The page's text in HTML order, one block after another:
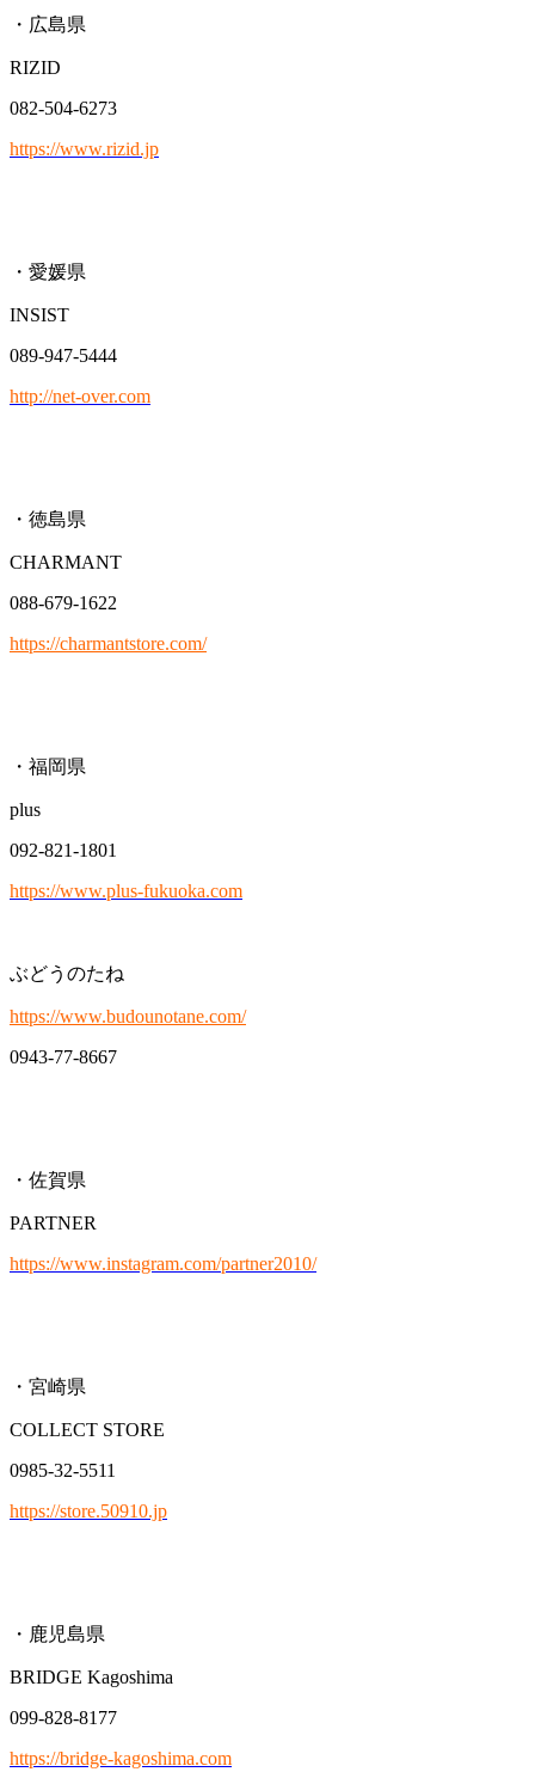
・広島県
RIZID
082-504-6273
https://www.rizid.jp
・愛媛県
INSIST
089-947-5444
http://net-over.com
・徳島県
CHARMANT
088-679-1622
https://charmantstore.com/
・福岡県
plus
092-821-1801
https://www.plus-fukuoka.com
ぶどうのたね
https://www.budounotane.com/
0943-77-8667
・佐賀県
PARTNER
https://www.instagram.com/partner2010/
・宮崎県
COLLECT STORE
0985-32-5511
https://store.50910.jp
・鹿児島県
BRIDGE Kagoshima
099-828-8177
https://bridge-kagoshima.com